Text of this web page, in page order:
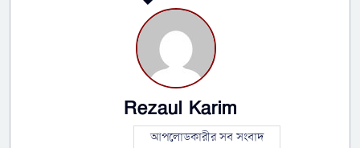
Rezaul Karim
আপলোডকারীর সব সংবাদ